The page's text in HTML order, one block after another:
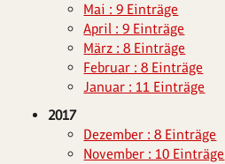
Mai : 9 Einträge
April : 9 Einträge
März : 8 Einträge
Februar : 8 Einträge
Januar : 11 Einträge
2017
Dezember : 8 Einträge
November : 10 Einträge